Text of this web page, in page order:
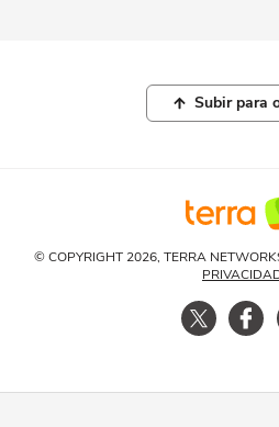
Subir para
© COPYRIGHT 2026, TERRA